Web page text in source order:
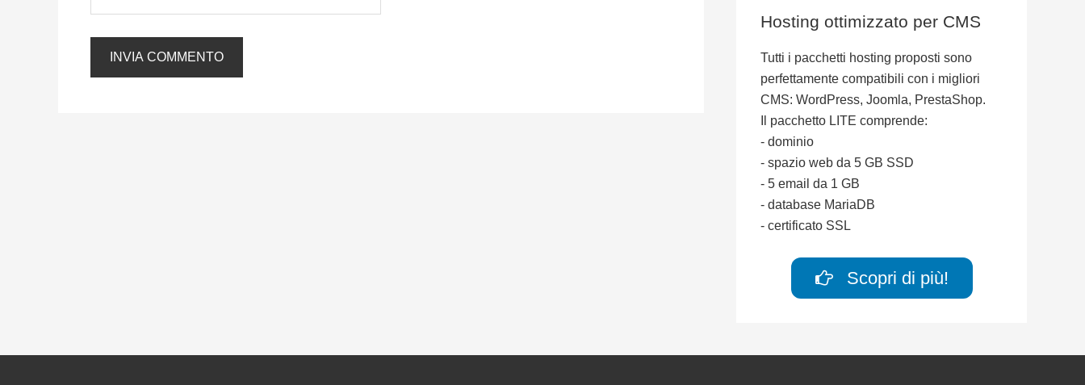
Hosting ottimizzato per CMS
Tutti i pacchetti hosting proposti sono
perfettamente compatibili con i migliori
CMS: WordPress, Joomla, PrestaShop.
Il pacchetto LITE comprende:
- dominio
- spazio web da 5 GB SSD
- 5 email da 1 GB
- database MariaDB
- certificato SSL
Scopri di più!